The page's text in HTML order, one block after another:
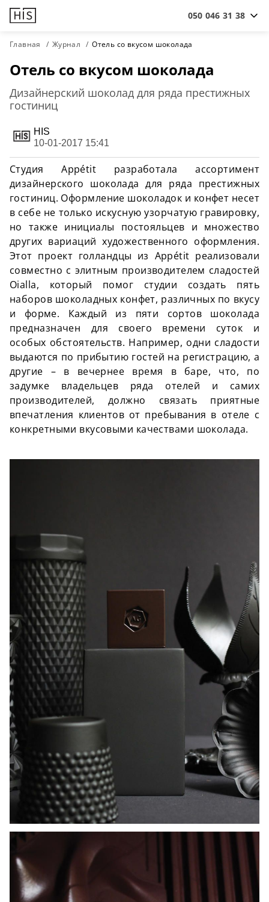
050 046 31 38
Главная Журнал Отель со вкусом шоколада
Отель со вкусом шоколада
Дизайнерский шоколад для ряда престижных
гостиниц
HIS
10-01-2017 15:41
Студия Appétit разработала ассортимент
дизайнерского шоколада для ряда престижных
гостиниц. Оформление шоколадок и конфет несет
в себе не только искусную узорчатую гравировку,
но также инициалы постояльцев и множество
других вариаций художественного оформления.
Этот проект голландцы из Appétit реализовали
совместно с элитным производителем сладостей
Oialla, который помог студии создать пять
наборов шоколадных конфет, различных по вкусу
и форме. Каждый из пяти сортов шоколада
предназначен для своего времени суток и
особых обстоятельств. Например, одни сладости
выдаются по прибытию гостей на регистрацию, а
другие – в вечернее время в баре, что, по
задумке владельцев ряда отелей и самих
производителей, должно связать приятные
впечатления клиентов от пребывания в отеле с
конкретными вкусовыми качествами шоколада.